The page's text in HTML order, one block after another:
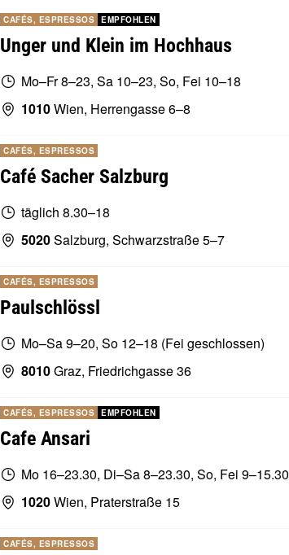
CAFÉS, ESPRESSOS EMPFOHLEN
Unger und Klein im Hochhaus
Mo–Fr 8–23, Sa 10–23, So, Fei 10–18
1010Wien, Herrengasse 6–8
CAFÉS, ESPRESSOS
Café Sacher Salzburg
täglich 8.30–18
5020Salzburg, Schwarzstraße 5–7
CAFÉS, ESPRESSOS
Paulschlössl
Mo–Sa 9–20, So 12–18 (Fei geschlossen)
8010Graz, Friedrichgasse 36
CAFÉS, ESPRESSOS EMPFOHLEN
Cafe Ansari
Mo 16–23.30, Di–Sa 8–23.30, So, Fei 9–15.30
1020Wien, Praterstraße 15
CAFÉS, ESPRESSOS